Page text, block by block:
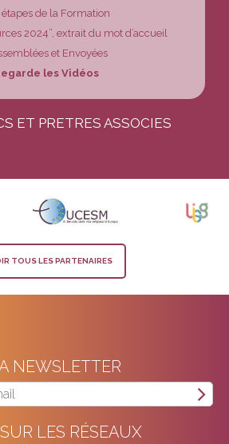
étapes de la Formation
2024”, extrait du mot d’accueil
et Envoyées
les Vidéos
ET PRETRES ASSOCIES
TOUS LES PARTENAIRES
NEWSLETTER
LES RÉSEAUX